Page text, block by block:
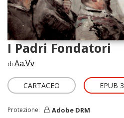
I Padri Fondatori
di Aa.Vv
CARTACEO EPUB 3
Protezione: Adobe DRM